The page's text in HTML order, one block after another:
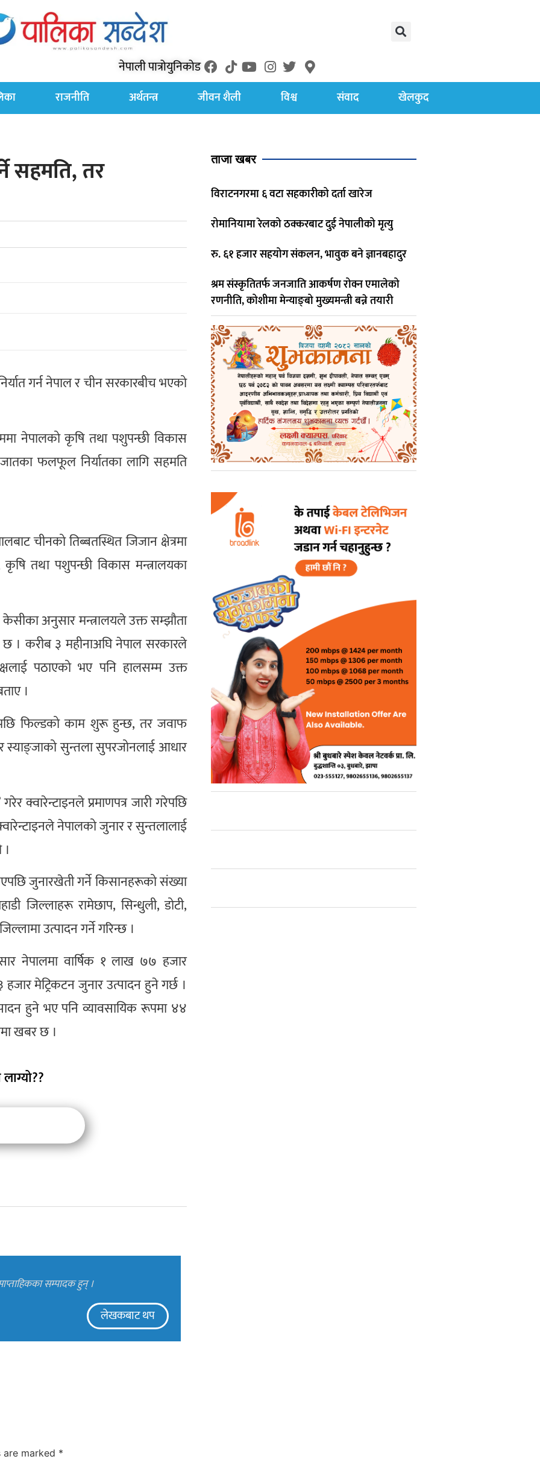
नेपाली पात्रोयुनिकोड
राजनीति अर्थतन्त्र जीवन शैली विश्व संवाद खेलकुद
सहमति, तर
गर्न नेपाल र चीन सरकारबीच भएको
नेपालको कृषि तथा पशुपन्छी विकास
फलफूल निर्यातका लागि सहमति
चीनको तिब्बतस्थित जिजान क्षेत्रमा
तथा पशुपन्छी विकास मन्त्रालयका
केसीका अनुसार मन्त्रालयले उक्त सम्झौता
छ । करीब ३ महीनाअघि नेपाल सरकारले
पठाएको भए पनि हालसम्म उक्त
।
फिल्डको काम शुरू हुन्छ, तर जवाफ
स्याङ्जाको सुन्तला सुपरजोनलाई आधार
क्वारेन्टाइनले प्रमाणपत्र जारी गरेपछि
नेपालको जुनार र सुन्तलालाई
जुनारखेती गर्ने किसानहरूको संख्या
जिल्लाहरू रामेछाप, सिन्धुली, डोटी,
उत्पादन गर्ने गरिन्छ ।
नेपालमा वार्षिक १ लाख ७७ हजार
मेट्रिकटन जुनार उत्पादन हुने गर्छ ।
हुने भए पनि व्यावसायिक रूपमा ४४
खबर छ ।
सम्पादक हुन् ।
लेखकबाट थप
are marked *
ताजा खबर
विराटनगरमा ६ वटा सहकारीको दर्ता खारेज
रोमानियामा रेलको ठक्करबाट दुई नेपालीको मृत्यु
रु. ६१ हजार सहयोग संकलन, भावुक बने ज्ञानबहादुर
श्रम संस्कृतितर्फ जनजाति आकर्षण रोक्न एमालेको
रणनीति, कोशीमा मेन्याङ्बो मुख्यमन्त्री बन्ने तयारी